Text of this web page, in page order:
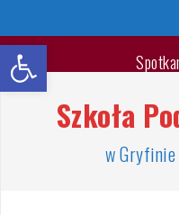
treści
Wyprawka
Szkoła
w
Otwórz pasek narzędzi